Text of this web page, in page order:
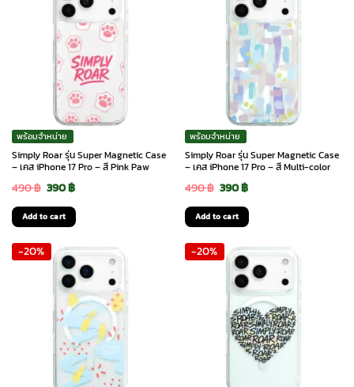
พร้อมจำหน่าย
Simply Roar รุ่น Super Magnetic Case
– เคส iPhone 17 Pro – สี Pink Paw
490฿ Original
price
was:
490 ฿.
390฿Current
price
390 ฿.
Add to cart
พร้อมจำหน่าย
Simply Roar รุ่น Super Magnetic Case
– เคส iPhone 17 Pro – สี Multi-color
490฿ Original
price
was:
490 ฿.
390฿Current
price
390 ฿.
Add to cart
-20% -20%